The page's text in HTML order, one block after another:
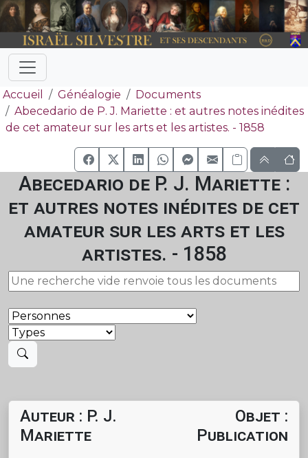
Accueil Généalogie
Documents
Abecedario de P. J. Mariette : et autres notes inédites
de cet amateur sur les arts et les artistes. - 1858
Abecedario de P. J. Mariette :
et autres notes inédites de cet
amateur sur les arts et les
artistes. - 1858
Auteur : P. J.
Mariette
Objet :
Publication